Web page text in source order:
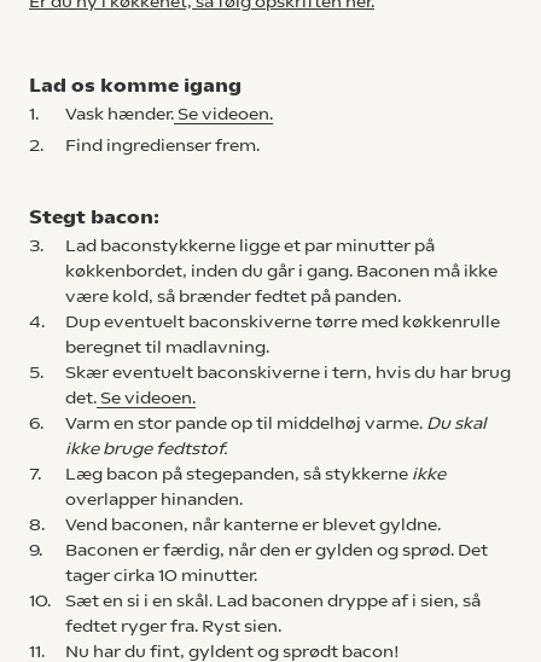
Lad os komme igang
1. Vask hænder. Se videoen.
2.
Find ingredienser frem.
Stegt bacon:
3.
Lad baconstykkerne ligge et par minutter på
køkkenbordet, inden du går i gang. Baconen må ikke
være kold, så brænder fedtet på panden.
4.
Dup eventuelt baconskiverne tørre med køkkenrulle
beregnet til madlavning.
5.
Skær eventuelt baconskiverne i tern, hvis du har brug
det. Se videoen.
6.
Varm en stor pande op til middelhøj varme. Du skal
ikke bruge fedtstof.
7.
Læg bacon på stegepanden, så stykkerne ikke
overlapper hinanden.
8.
Vend baconen, når kanterne er blevet gyldne.
9.
Baconen er færdig, når den er gylden og sprød. Det
tager cirka 10 minutter.
10.
Sæt en si i en skål. Lad baconen dryppe af i sien, så
fedtet ryger fra. Ryst sien.
11.
Nu har du fint, gyldent og sprødt bacon!